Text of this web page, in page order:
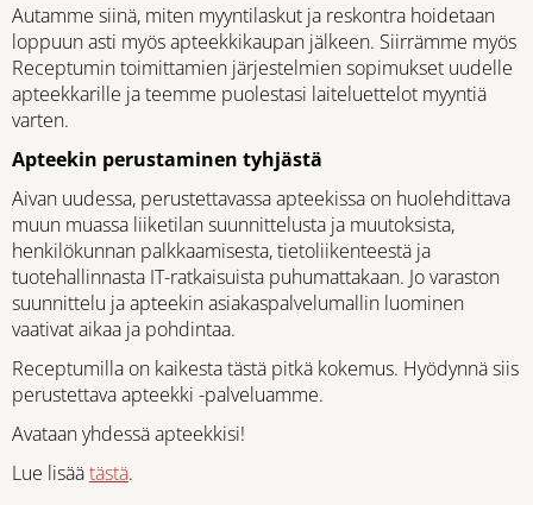
Autamme siinä, miten myyntilaskut ja reskontra hoidetaan
loppuun asti myös apteekkikaupan jälkeen. Siirrämme myös
Receptumin toimittamien järjestelmien sopimukset uudelle
apteekkarille ja teemme puolestasi laiteluettelot myyntiä
varten.
Apteekin perustaminen tyhjästä
Aivan uudessa, perustettavassa apteekissa on huolehdittava
muun muassa liiketilan suunnittelusta ja muutoksista,
henkilökunnan palkkaamisesta, tietoliikenteestä ja
tuotehallinnasta IT-ratkaisuista puhumattakaan. Jo varaston
suunnittelu ja apteekin asiakaspalvelumallin luominen
vaativat aikaa ja pohdintaa.
Receptumilla on kaikesta tästä pitkä kokemus. Hyödynnä siis
perustettava apteekki -palveluamme.
Avataan yhdessä apteekkisi!
Lue lisäätästä.